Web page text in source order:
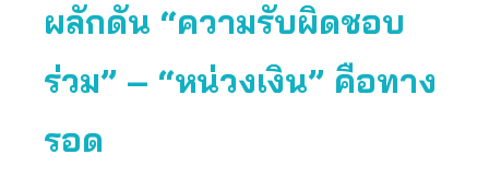
ผลักดัน “ความรับผิดชอบ
ร่วม” – “หน่วงเงิน” คือทาง
รอด